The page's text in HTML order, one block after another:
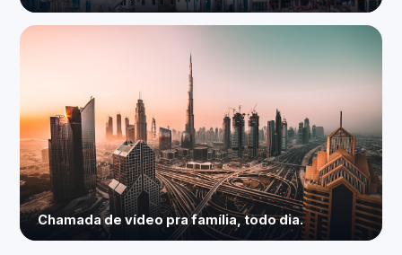
Chamada de vídeo pra família, todo dia.